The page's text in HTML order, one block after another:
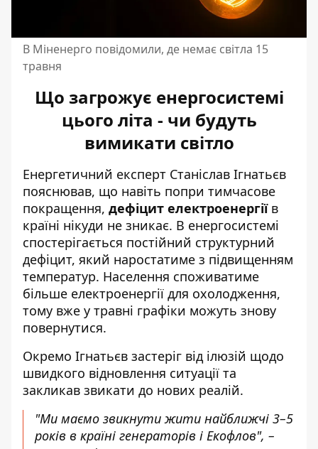
В Міненерго повідомили, де немає світла 15
травня
Що загрожує енергосистемі
цього літа - чи будуть
вимикати світло
Енергетичний експерт Станіслав Ігнатьєв
пояснював, що навіть попри тимчасове
покращення, дефіцит електроенергіїв
країні нікуди не зникає. В енергосистемі
спостерігається постійний структурний
дефіцит, який наростатиме з підвищенням
температур. Населення споживатиме
більше електроенергії для охолодження,
тому вже у травні графіки можуть знову
повернутися.
Окремо Ігнатьєв застеріг від ілюзій щодо
швидкого відновлення ситуації та
закликав звикати до нових реалій.
"Ми маємо звикнути жити найближчі 3–5
років в країні генераторів і Екофлов", –